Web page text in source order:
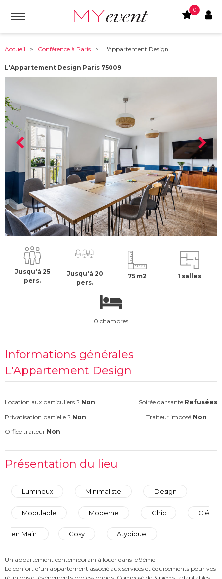
0
Accueil > Conférence à Paris > L'Appartement Design
L'Appartement Design Paris 75009
75009-Paris À partir de :
990 €H.T
Jusqu'à 25
pers.
Jusqu'à 20
pers.
75 m2 1 salles
0 chambres
Informations générales
L'Appartement Design
Location aux particuliers ? Non Soirée dansante Refusées
Privatisation partielle ? Non Traiteur imposé Non
Office traiteur Non
Présentation du lieu
Lumineux Minimaliste Design
Modulable Moderne Chic Clé
en Main Cosy Atypique
Un appartement contemporain à louer dans le 9ème
Le confort d'un appartement associé aux services et équipements pour vos
réunions et événements professionnels. Composé de 3 pièces, adaptables